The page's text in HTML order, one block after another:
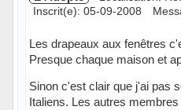
Inscrit(e): 05-09-2008
Les drapeaux aux fenêtres
Presque chaque maison et
Sinon c'est clair que j'ai pas
Italiens. Les autres